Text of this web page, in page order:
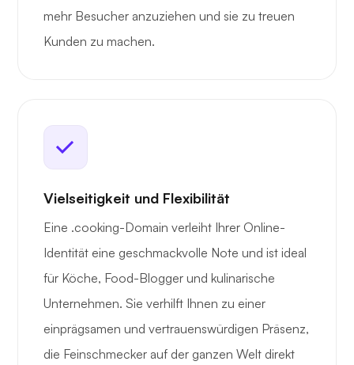
mehr Besucher anzuziehen und sie zu treuen
Kunden zu machen.
Vielseitigkeit und Flexibilität
Eine .cooking-Domain verleiht Ihrer Online-
Identität eine geschmackvolle Note und ist ideal
für Köche, Food-Blogger und kulinarische
Unternehmen. Sie verhilft Ihnen zu einer
einprägsamen und vertrauenswürdigen Präsenz,
die Feinschmecker auf der ganzen Welt direkt